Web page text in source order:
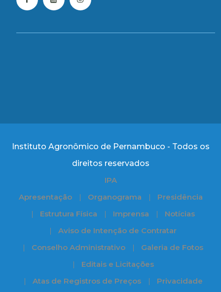
Instituto Agronômico de Pernambuco - Todos os
direitos reservados
IPA
Apresentação
Organograma
Presidência
Estrutura Física
Imprensa
Notícias
Aviso de Intenção de Contratar
Conselho Administrativo
Galeria de Fotos
Editais e Licitações
Atas de Registros de Preços
Privacidade